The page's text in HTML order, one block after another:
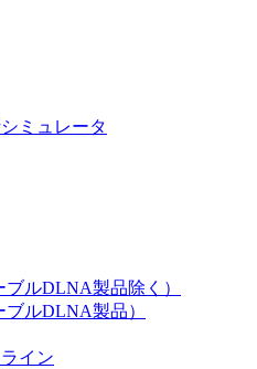
ミュレータ
ルDLNA製品除く）
ルDLNA製品）
イン